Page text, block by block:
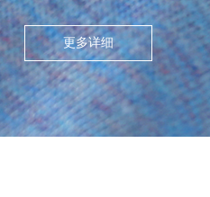
勤中寻找
通勤不再
移动，而
感与色彩
转化为“微
更多详细